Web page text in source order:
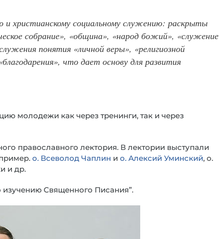
и христианскому социальному служению: раскрыты
собрание», «община», «народ божий», «служение
понятия «личной веры», «религиозной
что дает основу для развития
молодежи как через тренинги, так и через
православного лектория. В лектории выступали
о. Всеволод Чаплин и о. Алексий Уминский, о.
и др.
изучению Священного Писания”.